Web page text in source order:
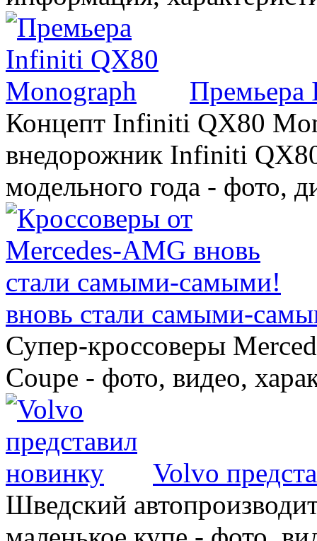
Премьера
Концепт Infiniti QX80
внедорожник Infiniti
модельного года - фото,
вновь стали самыми-
Супер-кроссоверы
Coupe - фото, видео,
Volvo
Шведский